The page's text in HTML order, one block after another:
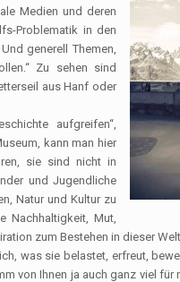
Medien und deren
Problematik in den
generell Themen,
Zu sehen sind
aus Hanf oder
aufgreifen“,
kann man hier
sie sind nicht in
und Jugendliche
Natur und Kultur zu
Nachhaltigkeit, Mut,
zum Bestehen in dieser
was sie belastet, erfreut,
von Ihnen ja auch ganz viel